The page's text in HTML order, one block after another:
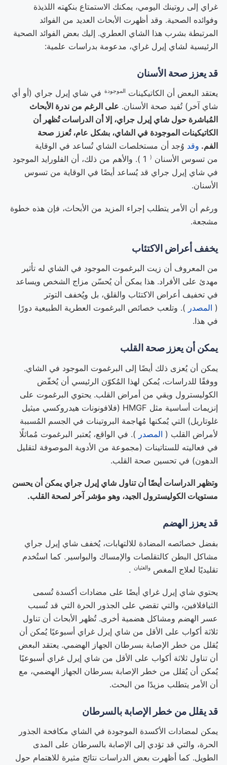
غراي إلى روتينك اليومي، يمكنك الاستمتاع بنكهته اللذيذة
وفوائده الصحية. وقد أظهرت الأبحاث العديد من الفوائد
المرتبطة بشرب هذا الشاي العطري. إليك بعض الفوائد الصحية
الرئيسية لشاي إيرل غراي، مدعومة بدراسات علمية:
قد يعزز صحة الأسنان
يعتقد البعض أن الكاتيكينات الموجودة في شاي إيرل جراي (أو أي
شاي آخر) تُفيد صحة الأسنان. على الرغم من ندرة الأبحاث
المُباشرة حول شاي إيرل جراي، إلا أن الدراسات تُظهر أن
الكاتيكينات الموجودة في الشاي، بشكل عام، تُعزز صحة
الفم. وقد وُجد أن مستخلصات الشاي تُساعد في الوقاية
من تسوس الأسنان (
1 ). والأهم من ذلك، أن الفلورايد الموجود
في شاي إيرل جراي قد يُساعد أيضًا في الوقاية من تسوس
الأسنان.
ورغم أن الأمر يتطلب إجراء المزيد من الأبحاث، فإن هذه خطوة
مشجعة.
يخفف أعراض الاكتئاب
من المعروف أن زيت البرغموت الموجود في الشاي له تأثير
مهدئ على الأفراد. هذا يمكن أن يُحسّن مزاج الشخص ويساعد
في تخفيف أعراض الاكتئاب والقلق، بل ويُخفف التوتر
( المصدر ). وتلعب خصائص البرغموت العطرية الطبيعية دورًا
في هذا.
يمكن أن يعزز صحة القلب
يمكن أن يُعزى ذلك أيضًا إلى البرغموت الموجود في الشاي.
ووفقًا للدراسات، يُمكن لهذا المُكوّن الرئيسي أن يُخفّض
الكوليسترول ويقي من أمراض القلب. يحتوي البرغموت على
إنزيمات أساسية مثل HMGF (فلافونونات هيدروكسي ميثيل
غلوتاريل) التي يُمكنها مُهاجمة البروتينات في الجسم المُسببة
لأمراض القلب ( المصدر ). في الواقع، يُعتبر البرغموت مُماثلًا
في فعاليته للستاتينات (مجموعة من الأدوية الموصوفة لتقليل
الدهون) في تحسين صحة القلب.
وتظهر الدراسات أيضًا أن تناول شاي إيرل جراي يمكن أن يحسن
مستويات الكوليسترول الجيد، وهو مؤشر آخر لصحة القلب.
قد يعزز الهضم
بفضل خصائصه المضادة للالتهابات، يُخفف شاي إيرل جراي
مشاكل البطن كالتقلصات والإمساك والبواسير. كما استُخدم
تقليديًا لعلاج المغص والغثيان .
يحتوي شاي إيرل غراي أيضًا على مضادات أكسدة تُسمى
الثيافلافين، والتي تقضي على الجذور الحرة التي قد تُسبب
عسر الهضم ومشاكل هضمية أخرى. تُظهر الأبحاث أن تناول
ثلاثة أكواب على الأقل من شاي إيرل غراي أسبوعيًا يُمكن أن
يُقلل من خطر الإصابة بسرطان الجهاز الهضمي. يعتقد البعض
أن تناول ثلاثة أكواب على الأقل من شاي إيرل غراي أسبوعيًا
يُمكن أن يُقلل من خطر الإصابة بسرطان الجهاز الهضمي، مع
أن الأمر يتطلب مزيدًا من البحث.
قد يقلل من خطر الإصابة بالسرطان
يمكن لمضادات الأكسدة الموجودة في الشاي مكافحة الجذور
الحرة، والتي قد تؤدي إلى الإصابة بالسرطان على المدى
الطويل. كما أظهرت بعض الدراسات نتائج مثيرة للاهتمام حول